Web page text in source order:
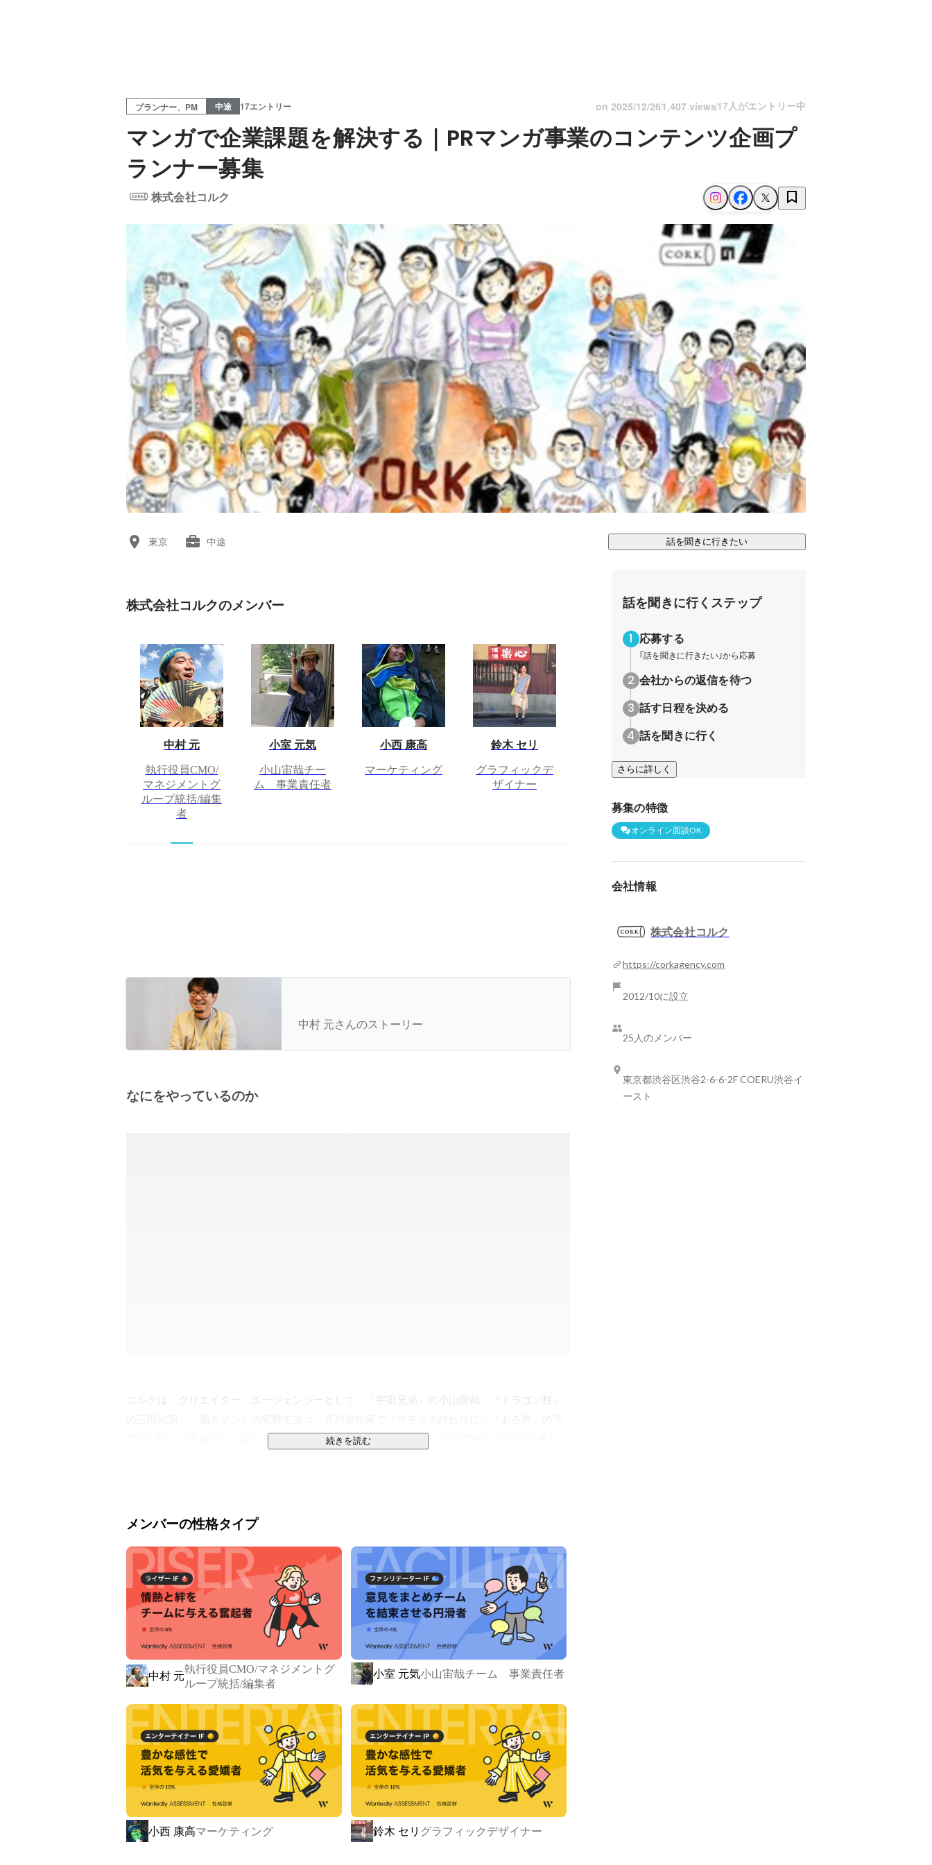
プランナー、PM 中途 17エントリー on 2025/12/261,407 views17人がエントリー中
マンガで企業課題を解決する｜PRマンガ事業のコンテンツ企画プ
ランナー募集
株式会社コルク
東京 中途 話を聞きに行きたい
株式会社コルクのメンバー
中村 元
執行役員CMO/
マネジメントグ
ループ統括/編集
者
小室 元気
小山宙哉チー
ム 事業責任者
小西 康高
マーケティング
鈴木 セリ
グラフィックデ
ザイナー
ルクの仕事の領域になる
中村 元さんのストーリー
なにをやっているのか
コルクは、クリエイター・エージェンシーとして、『宇宙兄弟』の小山宙哉、『ドラゴン桜』
野啓一郎、『家族だから愛したんじゃなくて、愛したのが家族だった(小学館)』の岸田奈美など
なぜやるのか
コルクという社名は、ワインボトルに封をする、あのコルクに由来しています。
「いいワインを世界に届け、後世に伝える」には、いいコルクで栓する必要があります。
同じように、「クリエイターが生み出した作品を世界に広め、後世へ受け継ぐ」ため不可欠な
続きを読む
メンバーの性格タイプ
中村 元
執行役員CMO/マネジメントグ
ループ統括/編集者
小室 元気小山宙哉チーム 事業責任者
小西 康高マーケティング 鈴木 セリ グラフィックデザイナー
話を聞きに行くステップ
応募する
｢話を聞きに行きたい｣から応募
会社からの返信を待つ
話す日程を決める
話を聞きに行く
さらに詳しく
募集の特徴
オンライン面談OK
会社情報
株式会社コルク
https://corkagency.com
2012/10に設立
25人のメンバー
東京都渋谷区渋谷2-6-6-2F COERU渋谷イ
ースト